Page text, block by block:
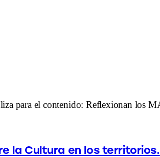
la Cultura en los territorios.